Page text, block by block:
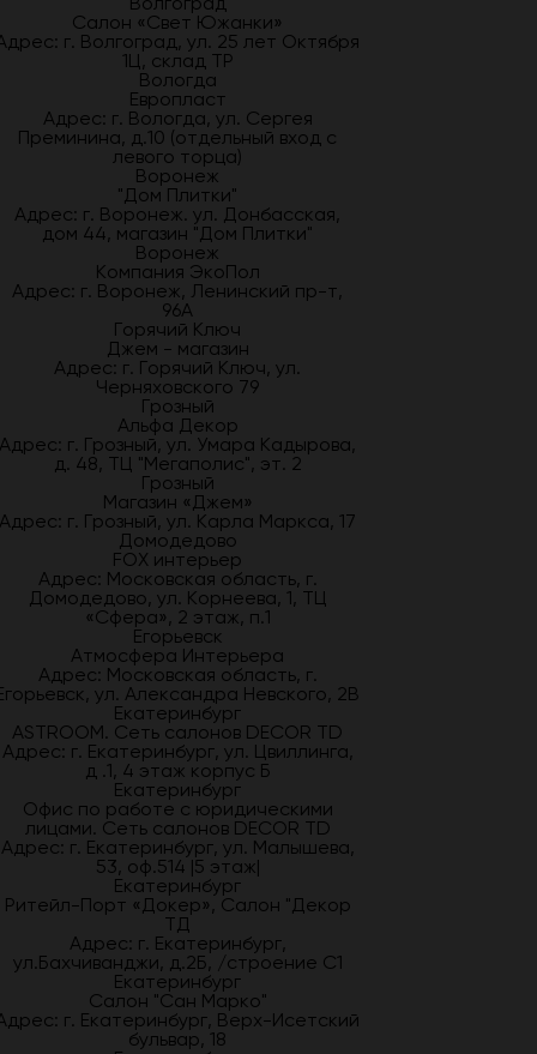
Салон «Свет Южанки»
г. Волгоград, ул. 25 лет Октября
1Ц, склад ТР
Вологда
Европласт
Адрес: г. Вологда, ул. Сергея
Преминина, д.10 (отдельный вход с
левого торца)
Воронеж
"Дом Плитки"
Адрес: г. Воронеж. ул. Донбасская,
дом 44, магазин "Дом Плитки"
Воронеж
Компания ЭкоПол
Адрес: г. Воронеж, Ленинский пр-т,
96А
Горячий Ключ
Джем - магазин
Адрес: г. Горячий Ключ, ул.
Черняховского 79
Грозный
Альфа Декор
Адрес: г. Грозный, ул. Умара Кадырова,
д. 48, ТЦ "Мегаполис", эт. 2
Грозный
Магазин «Джем»
Адрес: г. Грозный, ул. Карла Маркса, 17
Домодедово
FOX интерьер
Адрес: Московская область, г.
Домодедово, ул. Корнеева, 1, ТЦ
«Сфера», 2 этаж, п.1
Егорьевск
Атмосфера Интерьера
Адрес: Московская область, г.
ул. Александра Невского, 2В
Екатеринбург
ASTROOM. Сеть салонов DECOR TD
Адрес: г. Екатеринбург, ул. Цвиллинга,
д .1, 4 этаж корпус Б
Екатеринбург
Офис по работе с юридическими
лицами. Сеть салонов DECOR TD
Адрес: г. Екатеринбург, ул. Малышева,
53, оф.514 |5 этаж|
Екатеринбург
Ритейл-Порт «Докер», Салон "Декор
ТД
Адрес: г. Екатеринбург,
ул.Бахчиванджи, д.2Б, /строение С1
Екатеринбург
Салон "Сан Марко"
г. Екатеринбург, Верх-Исетский
бульвар, 18